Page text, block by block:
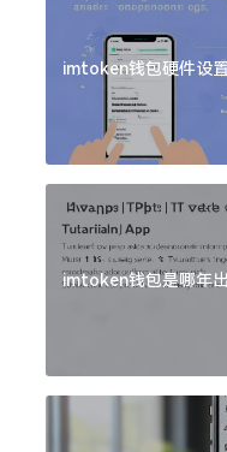
imtoken钱包硬件设
imtoken钱包是哪年